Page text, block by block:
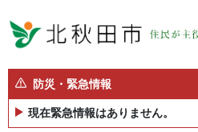
防災・緊急情報
現在緊急情報はありません。